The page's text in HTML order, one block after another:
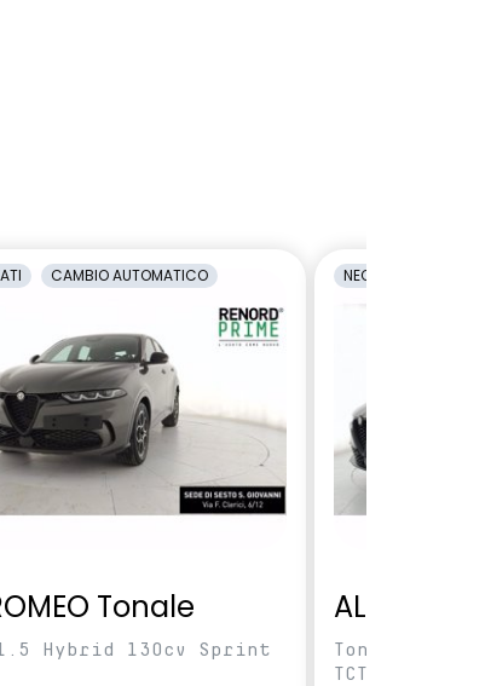
CAMBIO AUTOMATICO
Tonale
Hybrid 130cv Sprint
NEOPATENTATI
ALFA
Tonale 1.5
TCT7